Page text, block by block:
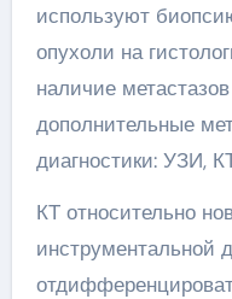
используют
опухоли на
наличие
дополнительные
диагностики: УЗИ,
КТ относительно
инструментальной